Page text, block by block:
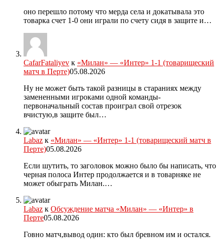
оно перешло потому что мерда села и докатывала это
товарка счет 1-0 они играли по счету сидя в защите и…
CafarFataliyev к «Милан» — «Интер» 1-1 (товарищеский
матч в Перте)05.08.2026
Ну не может быть такой разницы в стараниях между
замененными игроками одной команды-
первоначальный состав проиграл свой отрезок
вчистую,в защите был…
Labaz к «Милан» — «Интер» 1-1 (товарищеский матч в
Перте)05.08.2026
Если шутить, то заголовок можно было бы написать, что
черная полоса Интер продолжается и в товарняке не
может обыграть Милан.…
Labaz к Обсуждение матча «Милан» — «Интер» в
Перте05.08.2026
Говно матч,вывод один: кто был бревном им и остался.